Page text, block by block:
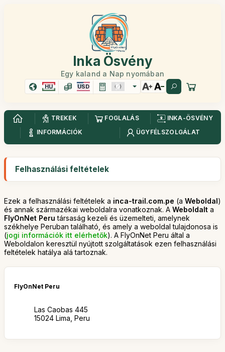
Inka Ösvény
Egy kaland a Nap nyomában
HU USD
TREKEK FOGLALÁS
INKA-ÖSVÉNY
INFORMÁCIÓK
ÜGYFÉLSZOLGÁLAT
Felhasználási feltételek
Ezek a felhasználási feltételek a inca-trail.com.pe (a Weboldal)
és annak származékai weboldalra vonatkoznak. A Weboldalt a
FlyOnNet Peru társaság kezeli és üzemelteti, amelynek
székhelye Peruban található, és amely a weboldal tulajdonosa is
(jogi információk itt elérhetők). A FlyOnNet Peru által a
Weboldalon keresztül nyújtott szolgáltatások ezen felhasználási
feltételek hatálya alá tartoznak.
FlyOnNet Peru
Las Caobas 445
15024 Lima, Peru